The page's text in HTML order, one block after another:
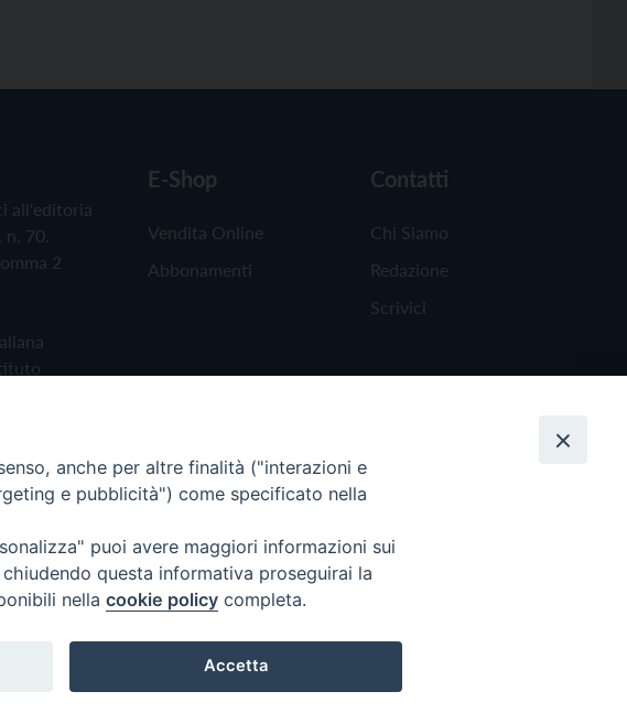
all'editoria
70.
2
E-Shop
Vendita Online
Abbonamenti
Contatti
Chi Siamo
Redazione
Scrivici
anche per altre finalità ("interazioni e
e pubblicità") come specificato nella
puoi avere maggiori informazioni sui
questa informativa proseguirai la
nella cookie policy completa.
Accetta